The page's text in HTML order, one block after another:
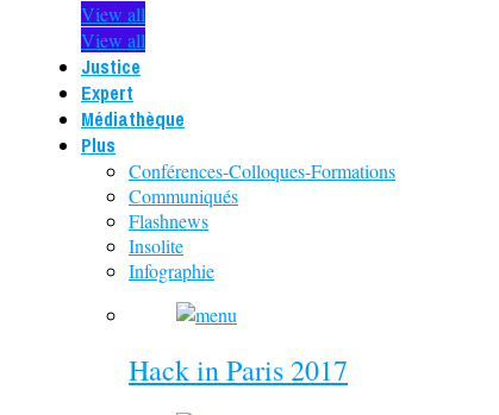
View all
View all
Justice
Expert
Médiathèque
Plus
Conférences-Colloques-Formations
Communiqués
Flashnews
Insolite
Infographie
Hack in Paris 2017